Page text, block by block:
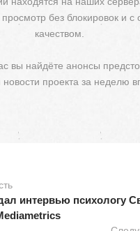
без блокировок и с
качеством.
вы найдёте анонсы
новости проекта за неделю
интервью психологу